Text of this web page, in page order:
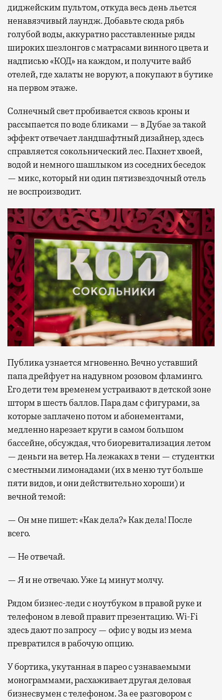
диджейским пультом, откуда весь день льется
ненавязчивый лаундж. Добавьте сюда рябь
голубой воды, аккуратно расставленные ряды
широких шезлонгов с матрасами винного цвета и
надписью «КОД» на каждом, и получите вайб
отелей, где халаты не воруют, а покупают в бутике
на первом этаже.
Солнечный свет пробивается сквозь кроны и
рассыпается по воде бликами — в Дубае за такой
эффект отвечает ландшафтный дизайнер, здесь
справляется сокольнический лес. Пахнет хвоей,
водой и немного шашлыком из соседних беседок
— микс, который ни один пятизвездочный отель
не воспроизводит.
Публика узнается мгновенно. Вечно уставший
папа дрейфует на надувном розовом фламинго.
Его дети тем временем устраивают в детской зоне
шторм в шесть баллов. Пара дам с фигурами, за
которые заплачено потом и абонементами,
медленно нарезает круги в самом большом
бассейне, обсуждая, что биоревитализация летом
— деньги на ветер. На лежаках в тени — студентки
с местными лимонадами (их в меню тут больше
пяти видов, и они действительно хороши) и
вечной темой:
— Он мне пишет: «Как дела?» Как дела! После
всего.
— Не отвечай.
— Я и не отвечаю. Уже 14 минут молчу.
Рядом бизнес-леди с ноутбуком в правой руке и
телефоном в левой правит презентацию. Wi-Fi
здесь дают по запросу — офис у воды из мема
превратился в рабочую опцию.
У бортика, укутанная в парео с узнаваемыми
монограммами, расхаживает другая деловая
бизнесвумен с телефоном. За ее разговором с